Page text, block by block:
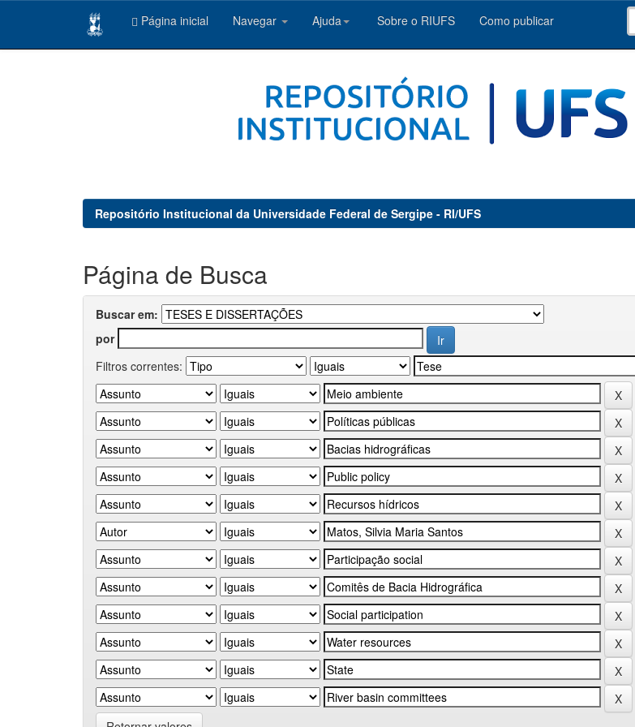
Página inicial Navegar Ajuda Sobre o RIUFS Como publicar
Repositório Institucional da Universidade Federal de Sergipe - RI/UFS
Página de Busca
Buscar em:
por
Filtros correntes: